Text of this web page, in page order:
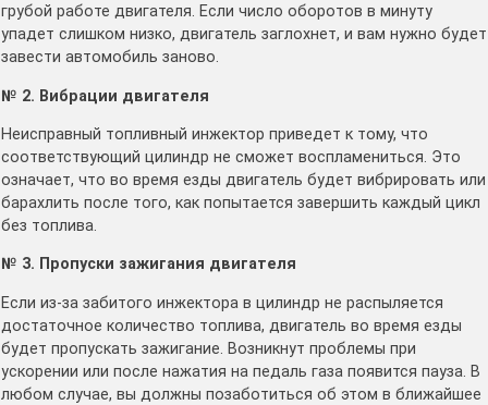
грубой работе двигателя. Если число оборотов в минуту
упадет слишком низко, двигатель заглохнет, и вам нужно будет
завести автомобиль заново.
№ 2. Вибрации двигателя
Неисправный топливный инжектор приведет к тому, что
соответствующий цилиндр не сможет воспламениться. Это
означает, что во время езды двигатель будет вибрировать или
барахлить после того, как попытается завершить каждый цикл
без топлива.
№ 3. Пропуски зажигания двигателя
Если из-за забитого инжектора в цилиндр не распыляется
достаточное количество топлива, двигатель во время езды
будет пропускать зажигание. Возникнут проблемы при
ускорении или после нажатия на педаль газа появится пауза. В
любом случае, вы должны позаботиться об этом в ближайшее